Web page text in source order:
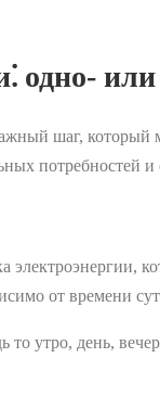
одно-
шаг, который
потребностей и
от времени
утро, день,